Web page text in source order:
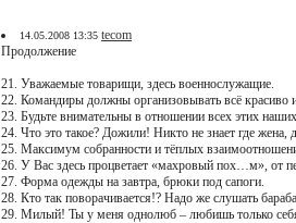
14.05.2008 13:35 tecom
Продолжение
21. Уважаемые товарищи, здесь военнослужащие.
22. Командиры должны организовывать всё красиво
23. Будьте внимательны в отношении всех этих
24. Что это такое? Дожили! Никто не знает где
25. Максимум собранности и тёплых
26. У Вас здесь процветает «махровый пох…м», от
27. Форма одежды на завтра, брюки под сапоги.
28. Кто так поворачивается!? Надо же слушать
29. Милый! Ты у меня однолюб – любишь только